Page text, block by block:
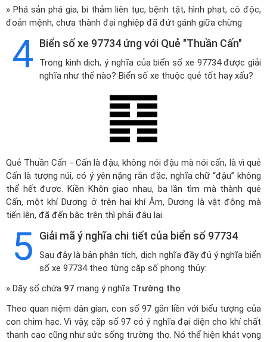
» Phá sản phá gia, bi thảm liên tục, bệnh tật, hình phạt, cô độc,
đoản mệnh, chưa thành đại nghiệp đã đứt gánh giữa chừng
4 Biển số xe 97734 ứng với Quẻ "Thuần Cấn"
Trong kinh dịch, ý nghĩa của biển số xe 97734 được giải
nghĩa như thế nào? Biển số xe thuộc quẻ tốt hay xấu?
Quẻ Thuần Cấn - Cấn là đậu, không nói đậu mà nói cấn, là vì quẻ
Cấn là tượng núi, có ý yên nặng rắn đặc, nghĩa chữ “đậu” không
thể hết được. Kiền Khôn giao nhau, ba lần tìm mà thành quẻ
Cấn, một khí Dương ở trên hai khí Âm, Dương là vật động mà
tiến lên, đã đến bậc trên thì phải đậu lại.
5 Giải mã ý nghĩa chi tiết của biển số 97734
Sau đây là bản phân tích, dịch nghĩa đầy đủ ý nghĩa biển
số xe 97734 theo từng cặp số phong thủy:
» Dãy số chứa 97 mang ý nghĩa Trường thọ
Theo quan niệm dân gian, con số 97 gắn liền với biểu tượng của
con chim hạc. Vì vậy, cặp số 97 có ý nghĩa đại diện cho khí chất
thanh cao cũng như sức sống trường thọ. Nó thể hiện khát vọng